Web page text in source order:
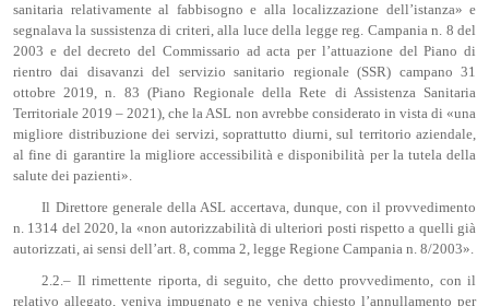
sanitaria relativamente al fabbisogno e alla localizzazione dell’istanza» e
segnalava la sussistenza di criteri, alla luce della legge reg. Campania n. 8 del
2003 e del decreto del Commissario ad acta per l’attuazione del Piano di
rientro dai disavanzi del servizio sanitario regionale (SSR) campano 31
ottobre 2019, n. 83 (Piano Regionale della Rete di Assistenza Sanitaria
Territoriale 2019 – 2021), che la ASL non avrebbe considerato in vista di «una
migliore distribuzione dei servizi, soprattutto diurni, sul territorio aziendale,
al fine di garantire la migliore accessibilità e disponibilità per la tutela della
salute dei pazienti».
Il Direttore generale della ASL accertava, dunque, con il provvedimento
n. 1314 del 2020, la «non autorizzabilità di ulteriori posti rispetto a quelli già
autorizzati, ai sensi dell’art. 8, comma 2, legge Regione Campania n. 8/2003».
2.2.– Il rimettente riporta, di seguito, che detto provvedimento, con il
relativo allegato, veniva impugnato e ne veniva chiesto l’annullamento per